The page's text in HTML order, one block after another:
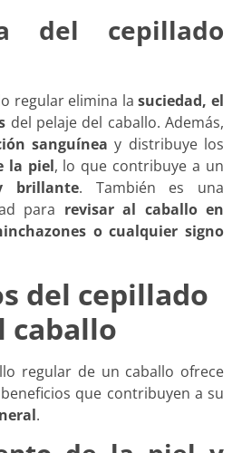
del cepillado
regular elimina lasuciedad, el
del pelaje del caballo. Además,
sanguínea y distribuye los
la piel, lo que contribuye a un
brillante. También es una
para revisar al caballo en
o cualquier signo
del cepillado
caballo
regular de un caballo ofrece
que contribuyen a su
.